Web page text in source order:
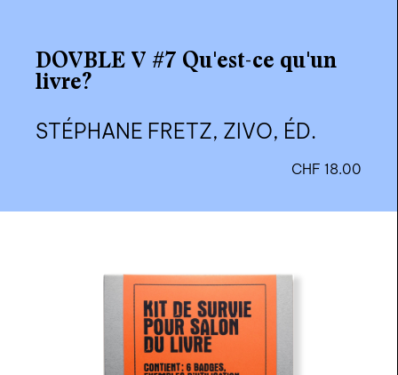
DOVBLE V #7 Qu'est-ce qu'un
livre?
STÉPHANE FRETZ, ZIVO, ÉD.
CHF 18.00